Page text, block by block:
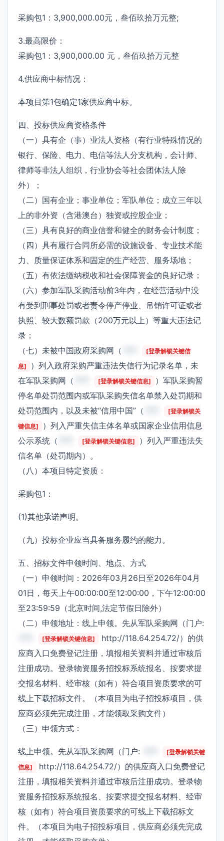
采购包1：3,900,000.00元，叁佰玖拾万元整;
3.最高限价：
采购包1：3,900,000.00 元，叁佰玖拾万元整
4.供应商中标情况：
本项目第1包确定1家供应商中标。
四、投标供应商资格条件
（一）具有企（事）业法人资格（有行业特殊情况的
银行、保险、电力、电信等法人分支机构，会计师、
律师等非法人组织，行业协会等社会团体法人除
外）；
（二）国有企业；事业单位；军队单位；成立三年以
上的非外资（含港澳台）独资或控股企业；
（三）具有良好的商业信誉和健全的财务会计制度；
（四）具有履行合同所必需的设施设备、专业技术能
力、质量保证体系和固定的生产经营、服务场地；
（五）有依法缴纳税收和社会保障资金的良好记录；
（六）参加军队采购活动前3年内，在经营活动中没
有受到刑事处罚或者责令停产停业、吊销许可证或者
执照、较大数额罚款（200万元以上）等重大违法记
录；
（七）未被中国政府采购网（
[登录解锁关键信
息]
）列入政府采购严重违法失信行为记录名单，未
在军队采购网（
[登录解锁关键信息]
）军队采购暂
停名单处罚范围内或军队采购失信名单禁入处罚期和
处罚范围内，以及未被“信用中国”（
[登录解锁关
键信息]
）列入严重失信主体名单或国家企业信用信息
公示系统（
[登录解锁关键信息]
）列入严重违法失
信名单（处罚期内）。
（八）本项目特定资质：
采购包1：
(1)其他承诺声明。
（九）投标企业应当具备服务履约的能力。
五、招标文件申领时间、地点、方式
（一）申领时间：2026年03月26日至2026年04月
01日，每天上午00:00:00至12:00:00，下午12:00:00
至23:59:59（北京时间,法定节假日除外）
（二）申领地址：线上申领。先从军队采购网（门户:
[登录解锁关键信息]
http://118.64.254.72/）的供
应商入口免费登记注册，填报相关资料并通过审核后
注册成功。登录物资服务招投标系统报名、按要求提
交报名材料、经审核（如有）符合项目资质要求的可
线上下载招标文件。（本项目为电子招投标项目，供
应商必须先完成注册，才能领取采购文件）
（三）申领方式：
线上申领。先从军队采购网（门户:
[登录解锁关键
信息]
http://118.64.254.72/）的供应商入口免费登记
注册，填报相关资料并通过审核后注册成功。登录物
资服务招投标系统报名、按要求提交报名材料、经审
核（如有）符合项目资质要求的可线上下载招标文
件。（本项目为电子招投标项目，供应商必须先完成